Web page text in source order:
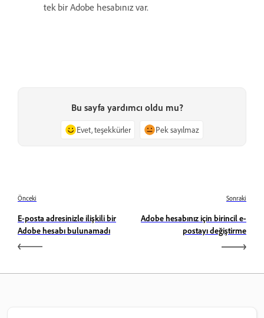
tek bir Adobe hesabınız var.
Bu sayfa yardımcı oldu mu?
Evet, teşekkürler Pek sayılmaz
Önceki
E-posta adresinizle ilişkili bir
Adobe hesabı bulunamadı
Sonraki
Adobe hesabınız için birincil e-
postayı değiştirme